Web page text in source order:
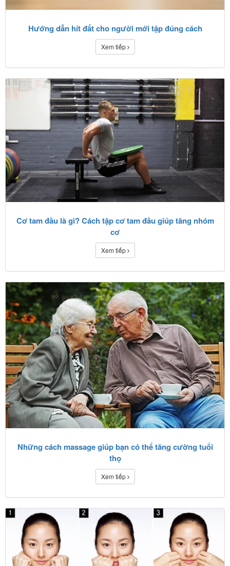
Hướng dẫn hít đất cho người mới tập đúng cách
Xem tiếp
Cơ tam đầu là gì? Cách tập cơ tam đầu giúp tăng nhóm
cơ
Xem tiếp
Những cách massage giúp bạn có thể tăng cường tuổi
thọ
Xem tiếp